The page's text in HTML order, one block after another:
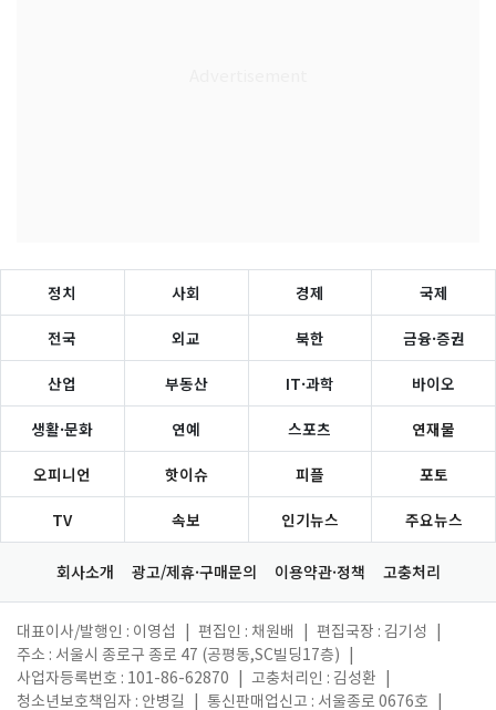
정치 사회 경제 국제
전국 외교 북한 금융·증권
산업 부동산 IT·과학 바이오
생활·문화 연예 스포츠 연재물
오피니언 핫이슈 피플 포토
TV 속보 인기뉴스 주요뉴스
회사소개 광고/제휴·구매문의 이용약관·정책 고충처리
대표이사/발행인 : 이영섭 편집인 : 채원배 편집국장 : 김기성
주소 : 서울시 종로구 종로 47 (공평동,SC빌딩17층)
사업자등록번호 : 101-86-62870
고충처리인 : 김성환
청소년보호책임자 : 안병길
통신판매업신고 : 서울종로 0676호